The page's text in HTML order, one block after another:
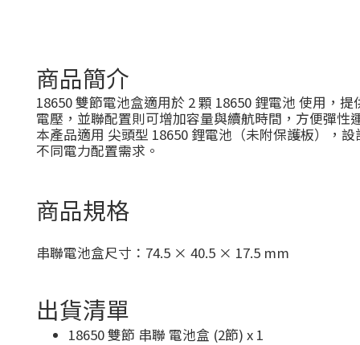
商品簡介
18650 雙節電池盒適用於 2 顆 18650 鋰電池 使用，
電壓，並聯配置則可增加容量與續航時間，方便彈性
本產品適用 尖頭型 18650 鋰電池（未附保護板），
不同電力配置需求。
商品規格
串聯電池盒尺寸：74.5 × 40.5 × 17.5 mm
出貨清單
18650 雙節 串聯 電池盒 (2節) x 1